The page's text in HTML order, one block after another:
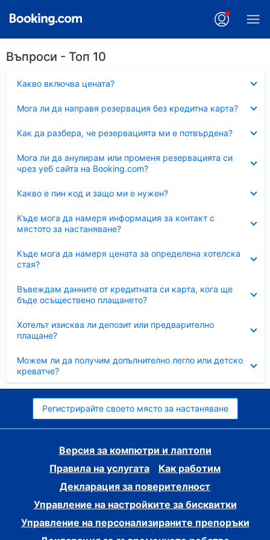
Въпроси - Топ 10
Какво включва цената?
Мога ли да направя резервация без кредитна карта?
Как да разбера, че резервацията ми е потвърдена?
Мога ли да анулирам или променя резервацията си
чрез уеб сайта на Booking.com?
Какво е пин код и защо ми е нужен?
Къде мога да намеря информация за контакт с
мястото за настаняване?
Къде мога да намеря цената за определена хотелска
стая?
Въвеждам данните от кредитната си карта, кога ще
бъде осъществено плащането?
Хотелът изисква ли депозит или предварително
плащане?
Можем ли да получим допълнително легло или детско
креватче?
Регистрирайте своето място за настаняване
Версия за компютри и лаптопи
Правила на услугата
Как работим
Декларация за поверителност
Управление на настройките за бисквитки
Управление на персонализираните препоръки